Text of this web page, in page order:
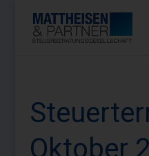
Oktober